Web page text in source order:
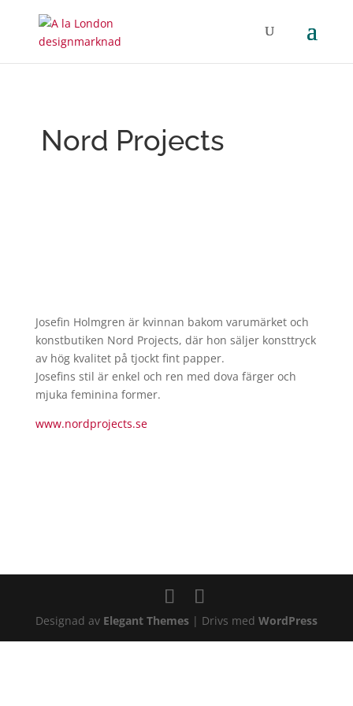
Nord Projects
Josefin Holmgren är kvinnan bakom varumärket och
konstbutiken Nord Projects, där hon säljer konsttryck
av hög kvalitet på tjockt fint papper.
Josefins stil är enkel och ren med dova färger och
mjuka feminina former.
www.nordprojects.se
Designad av Elegant Themes| Drivs med WordPress